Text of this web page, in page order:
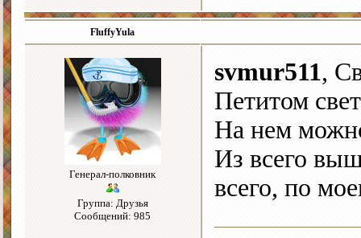
FluffyYula
Генерал-полковник
Группа: Друзья
Сообщений: 985
svmur511,
Петитом
На нем
Из всего
всего, по